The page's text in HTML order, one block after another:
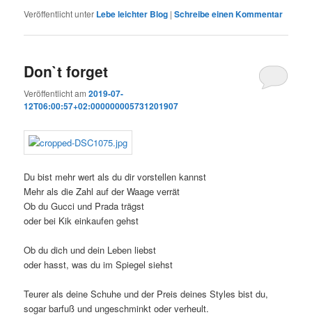
Veröffentlicht unter Lebe leichter Blog |Schreibe einen Kommentar
Don`t forget
Veröffentlicht am2019-07-
12T06:00:57+02:000000005731201907
Du bist mehr wert als du dir vorstellen kannst
Mehr als die Zahl auf der Waage verrät
Ob du Gucci und Prada trägst
oder bei Kik einkaufen gehst
Ob du dich und dein Leben liebst
oder hasst, was du im Spiegel siehst
Teurer als deine Schuhe und der Preis deines Styles bist du,
sogar barfuß und ungeschminkt oder verheult.